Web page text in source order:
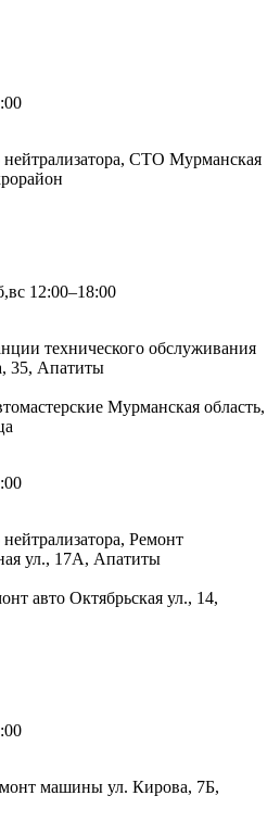
нейтрализатора, СТО Мурманская
12:00–18:00
технического обслуживания
35, Апатиты
Мурманская область,
Ремонт
ул., 17А, Апатиты
авто Октябрьская ул., 14,
машины ул. Кирова, 7Б,